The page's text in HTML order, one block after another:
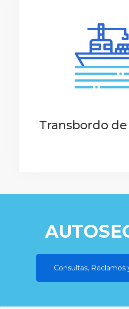
Transbordo
Consultas, Reclamos